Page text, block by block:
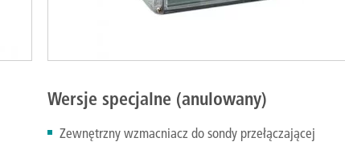
Wersje specjalne (anulowany)
Zewnętrzny wzmacniacz do sondy przełączającej